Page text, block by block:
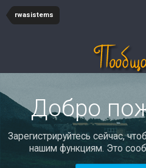
rwasistems
Добро
Зарегистрируйтесь сейчас,
нашим функциям. Это